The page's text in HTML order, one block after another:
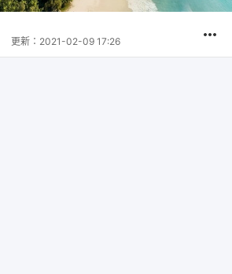
更新： 2021-02-09 17:26